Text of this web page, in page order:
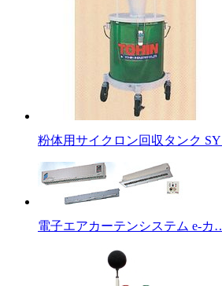
粉体用サイクロン回収タンク
電子エアカーテンシステム e-カ